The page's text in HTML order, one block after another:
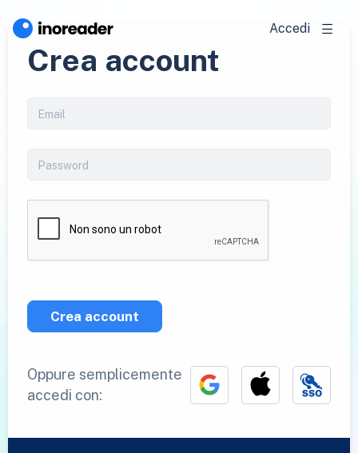
Accedi
Crea account
Crea account
Oppure semplicemente
accedi con: